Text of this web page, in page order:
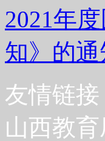
2021年
知》的通
友情链接
山西教